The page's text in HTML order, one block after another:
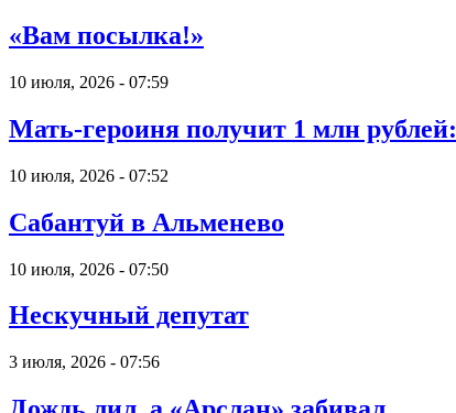
«Вам посылка!»
10 июля, 2026 - 07:59
Мать-героиня получит 1 млн рублей:
10 июля, 2026 - 07:52
Сабантуй в Альменево
10 июля, 2026 - 07:50
Нескучный депутат
3 июля, 2026 - 07:56